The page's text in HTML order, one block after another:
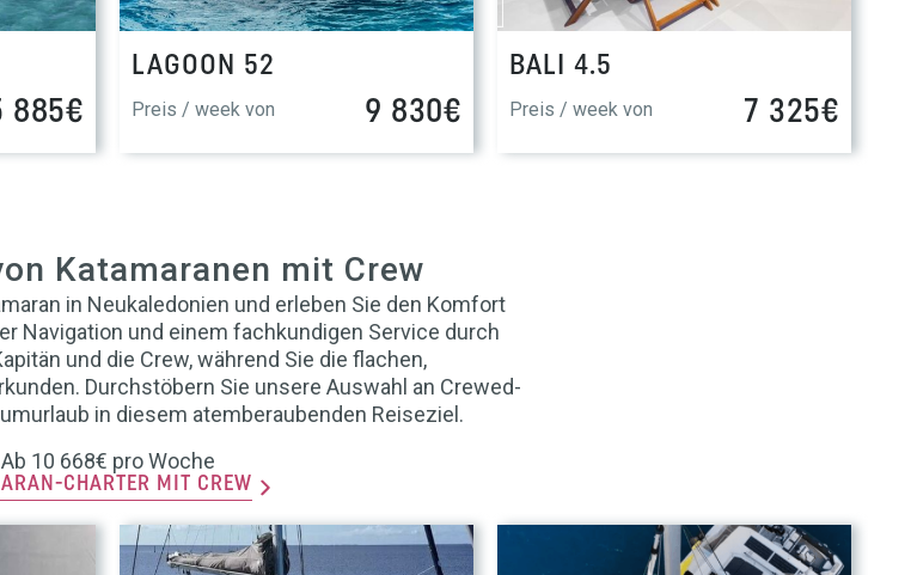
885€
LAGOON 52
Preis / week von 9 830€
BALI 4.5
Preis / week von 7 325€
Katamaranen mit Crew
in Neukaledonien und erleben Sie den Komfort
Navigation und einem fachkundigen Service durch
und die Crew, während Sie die flachen,
Durchstöbern Sie unsere Auswahl an Crewed-
in diesem atemberaubenden Reiseziel.
Ab 10 668€ pro Woche
CHARTER MIT CREW